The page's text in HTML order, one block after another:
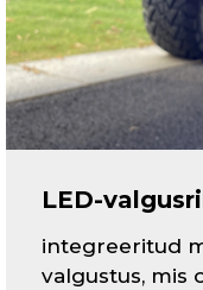
LED-
integreeritud
valgustus, mis